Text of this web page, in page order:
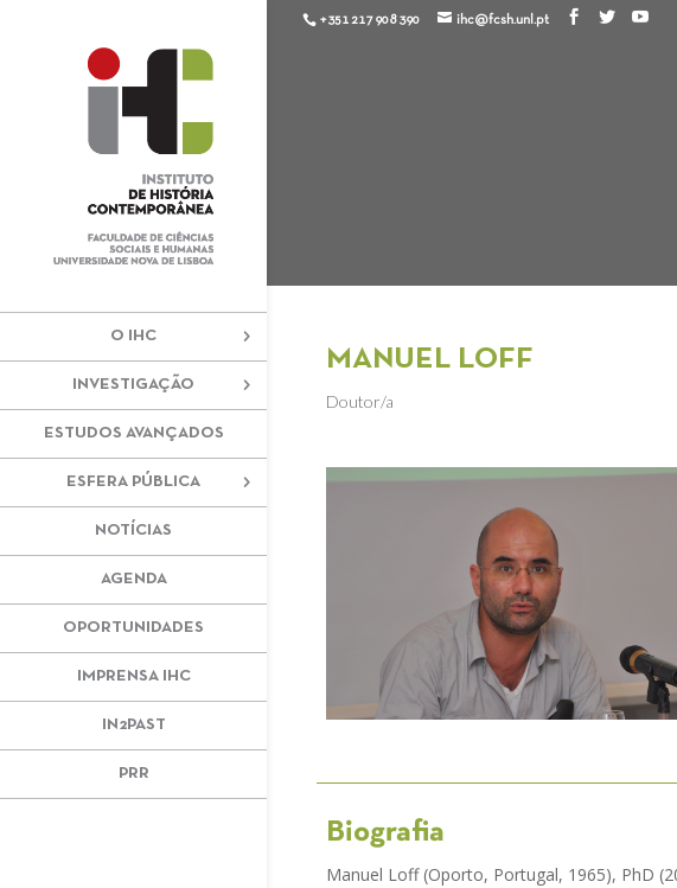
+351 217 908 390 ihc@fcsh.unl.pt
O IHC
INVESTIGAÇÃO
ESTUDOS AVANÇADOS
ESFERA PÚBLICA
NOTÍCIAS
AGENDA
OPORTUNIDADES
IMPRENSA IHC
IN2PAST
PRR
MANUEL LOFF
Doutor/a
Biografia
Manuel Loff (Oporto, Portugal, 1965), PhD